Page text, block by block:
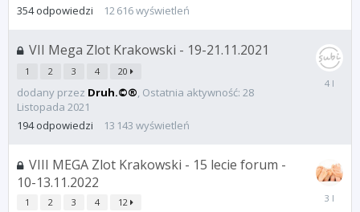
354 odpowiedzi 12 616wyświetleń
VII Mega Zlot Krakowski - 19-21.11.2021
1 2 3 4 20
dodany przez Druh.©®, Ostatnia aktywność: 28
Listopada 2021
194 odpowiedzi 13 143 wyświetleń
28
VIII MEGA Zlot Krakowski - 15 lecie forum -
10-13.11.2022
1 2 3 4 12
18